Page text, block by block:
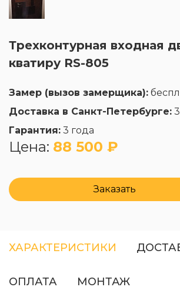
Трехконтурная входная
кватиру RS-805
Замер (вызов замерщика):
Доставка в Санкт-Петербурге:
Гарантия: 3 года
Цена: 88 500 ₽
Заказать
ХАРАКТЕРИСТИКИ
ОПЛАТА МОНТАЖ